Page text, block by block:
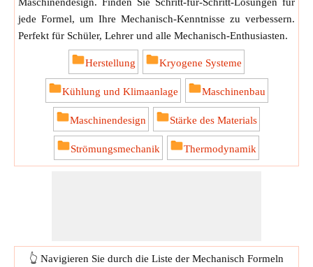
jede Formel, um Ihre Mechanisch-Kenntnisse zu verbessern.
Perfekt für Schüler, Lehrer und alle Mechanisch-Enthusiasten.
Herstellung Kryogene Systeme
Kühlung und Klimaanlage Maschinenbau
Maschinendesign Stärke des Materials
Strömungsmechanik Thermodynamik
👆 Navigieren Sie durch die Liste der Mechanisch Formeln